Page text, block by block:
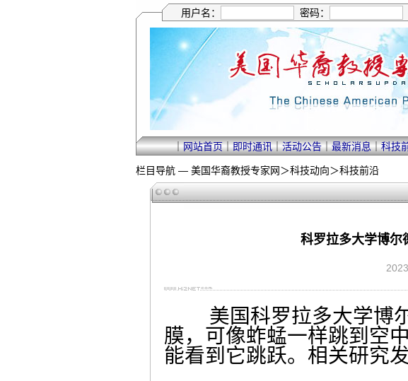
用户名： 密码：
｜网站首页｜即时通讯｜活动公告｜最新消息｜科技
栏目导航 — 美国华裔教授专家网＞科技动向＞科技前沿
科罗拉多大学博尔
美国科罗拉多大学博尔
膜，可像蚱蜢一样跳到空
能看到它跳跃。相关研究